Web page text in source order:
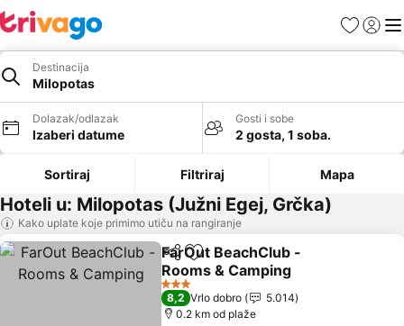
FavoritiPrijavi
Destinacija
Milopotas
Dolazak/odlazak
Izaberi datume
Gosti i sobe
2 gosta, 1 soba.
Sortiraj Filtriraj Mapa
Hoteli u: Milopotas (Južni Egej, Grčka)
Kako uplate koje primimo utiču na rangiranje
Deli Dodati u favorite
FarOut BeachClub -
Rooms & Camping
Pogledaj cene
3 Zvezdice
8,2 Vrlo dobro
5.014
0.2 km od plaže